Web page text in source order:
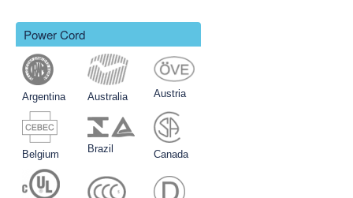
Power Cord
Argentina Australia Austria
Belgium Brazil Canada